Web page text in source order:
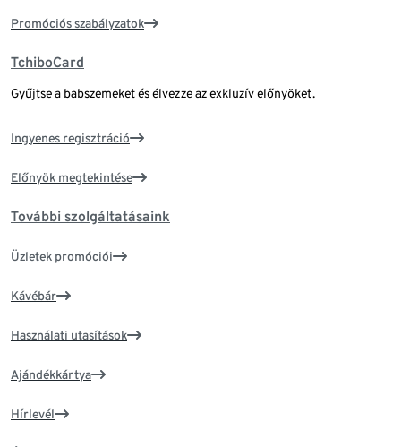
Promóciós szabályzatok
TchiboCard
Gyűjtse a babszemeket és élvezze az exkluzív előnyöket.
Ingyenes regisztráció
Előnyök megtekintése
További szolgáltatásaink
Üzletek promóciói
Kávébár
Használati utasítások
Ajándékkártya
Hírlevél